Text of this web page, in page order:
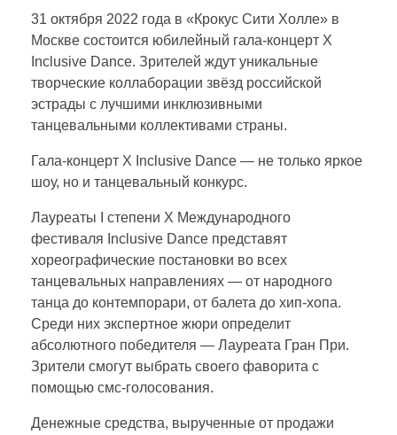
е
ж
д
у
н
а
р
о
д
31 октября 2022 года в «Крокус Сити Холле» в
Москве состоится юбилейный гала-концерт X
Inclusive Dance. Зрителей ждут уникальные
творческие коллаборации звёзд российской
эстрады с лучшими инклюзивными
танцевальными коллективами страны.
Гала-концерт X Inclusive Dance — не только яркое
шоу, но и танцевальный конкурс.
Лауреаты I степени X Международного
фестиваля Inclusive Dance представят
хореографические постановки во всех
танцевальных направлениях — от народного
танца до контемпорари, от балета до хип-хопа.
Среди них экспертное жюри определит
абсолютного победителя — Лауреата Гран При.
Зрители смогут выбрать своего фаворита с
помощью смс-голосования.
Денежные средства, вырученные от продажи